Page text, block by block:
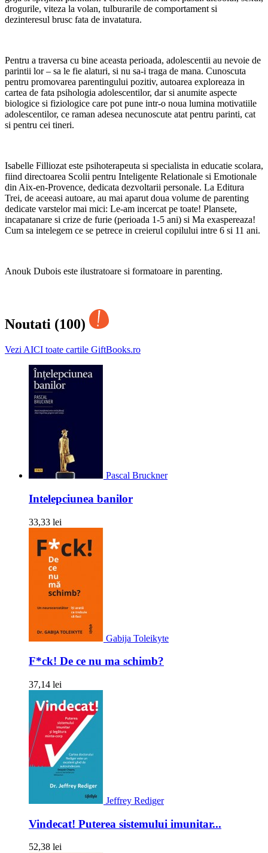
drogurile, viteza la volan, tulburarile de comportament si
dezinteresul brusc fata de invatatura.
Pentru a traversa cu bine aceasta perioada, adolescentii au nevoie de
parintii lor – sa le fie alaturi, si nu sa-i traga de mana. Cunoscuta
pentru promovarea parentingului pozitiv, autoarea exploreaza in
cartea de fata psihologia adoles­centilor, dar si anumite aspecte
biologice si fiziologice care pot pune intr-o noua lumina motivatiile
adolescentilor, ce raman adesea necunoscute atat pentru parinti, cat
si pentru cei tineri.
Isabelle Filliozat este psihoterapeuta si specialista in educatie scolara,
fiind directoarea Scolii pentru Inteligente Relationale si Emotionale
din Aix-en-Provence, dedicata dezvoltarii personale. La Editura
Trei, de aceeasi autoare, au mai aparut doua volume de parenting
dedicate varstelor mai mici: Le-am incercat pe toate! Plansete,
incapatanare si crize de furie (perioada 1-5 ani) si Ma exaspereaza!
Cum sa intelegem ce se petrece in creierul copilului intre 6 si 11 ani.
Anouk Dubois este ilustratoare si formatoare in parenting.
Noutati (100)
Vezi AICI toate cartile GiftBooks.ro
Pascal Bruckner
Intelepciunea banilor
33,33 lei
Gabija Toleikyte
F*ck! De ce nu ma schimb?
37,14 lei
Jeffrey Rediger
Vindecat! Puterea sistemului imunitar...
52,38 lei